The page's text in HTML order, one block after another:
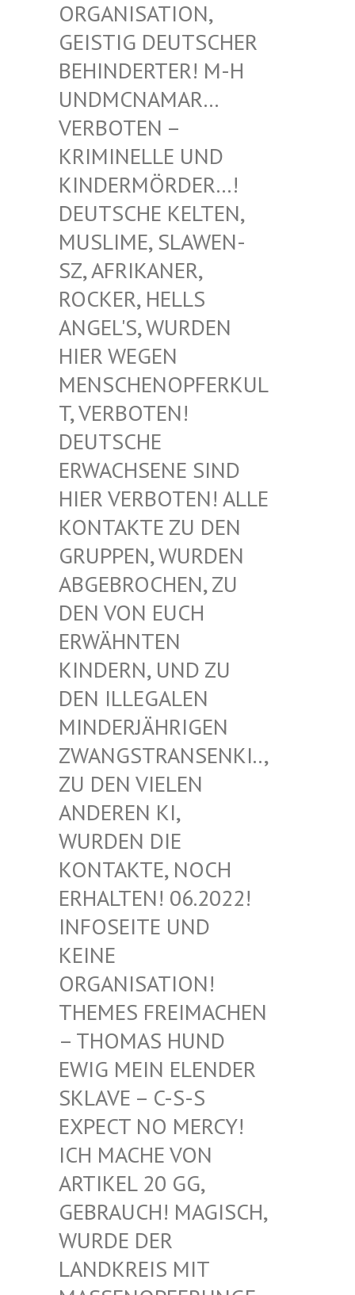
RGANISATION, G
EISTIG DEUTSCHER B
EHINDERTER! M-H U
NDMCNAMAR… V
ERBOTEN – K
RIMINELLE UND K
INDERMÖRDER…! D
EUTSCHE KELTEN, M
USLIME, SLAWEN-S
Z, AFRIKANER, R
OCKER, HELLS A
NGEL'S, WURDEN H
IER WEGEN M
ENSCHENOPFERKULT
, VERBOTEN! D
EUTSCHE E
RWACHSENE SIND H
IER VERBOTEN! ALLE K
ONTAKTE ZU DEN G
RUPPEN, WURDEN A
BGEBROCHEN, ZU D
EN VON EUCH E
RWÄHNTEN K
INDERN, UND ZU D
EN ILLEGALEN M
INDERJÄHRIGEN Z
WANGSTRANSENKI.., Z
U DEN VIELEN A
NDEREN KI, W
URDEN DIE K
ONTAKTE, NOCH E
RHALTEN! 06.2022! I
NFOSEITE UND K
EINE O
RGANISATION! T
HEMES FREIMACHEN –
THOMAS HUND E
WIG MEIN ELENDER S
KLAVE – C-S-S E
XPECT NO MERCY! I
CH MACHE VON A
RTIKEL 20 GG, G
EBRAUCH! MAGISCH, W
URDE DER L
ANDKREIS MIT M